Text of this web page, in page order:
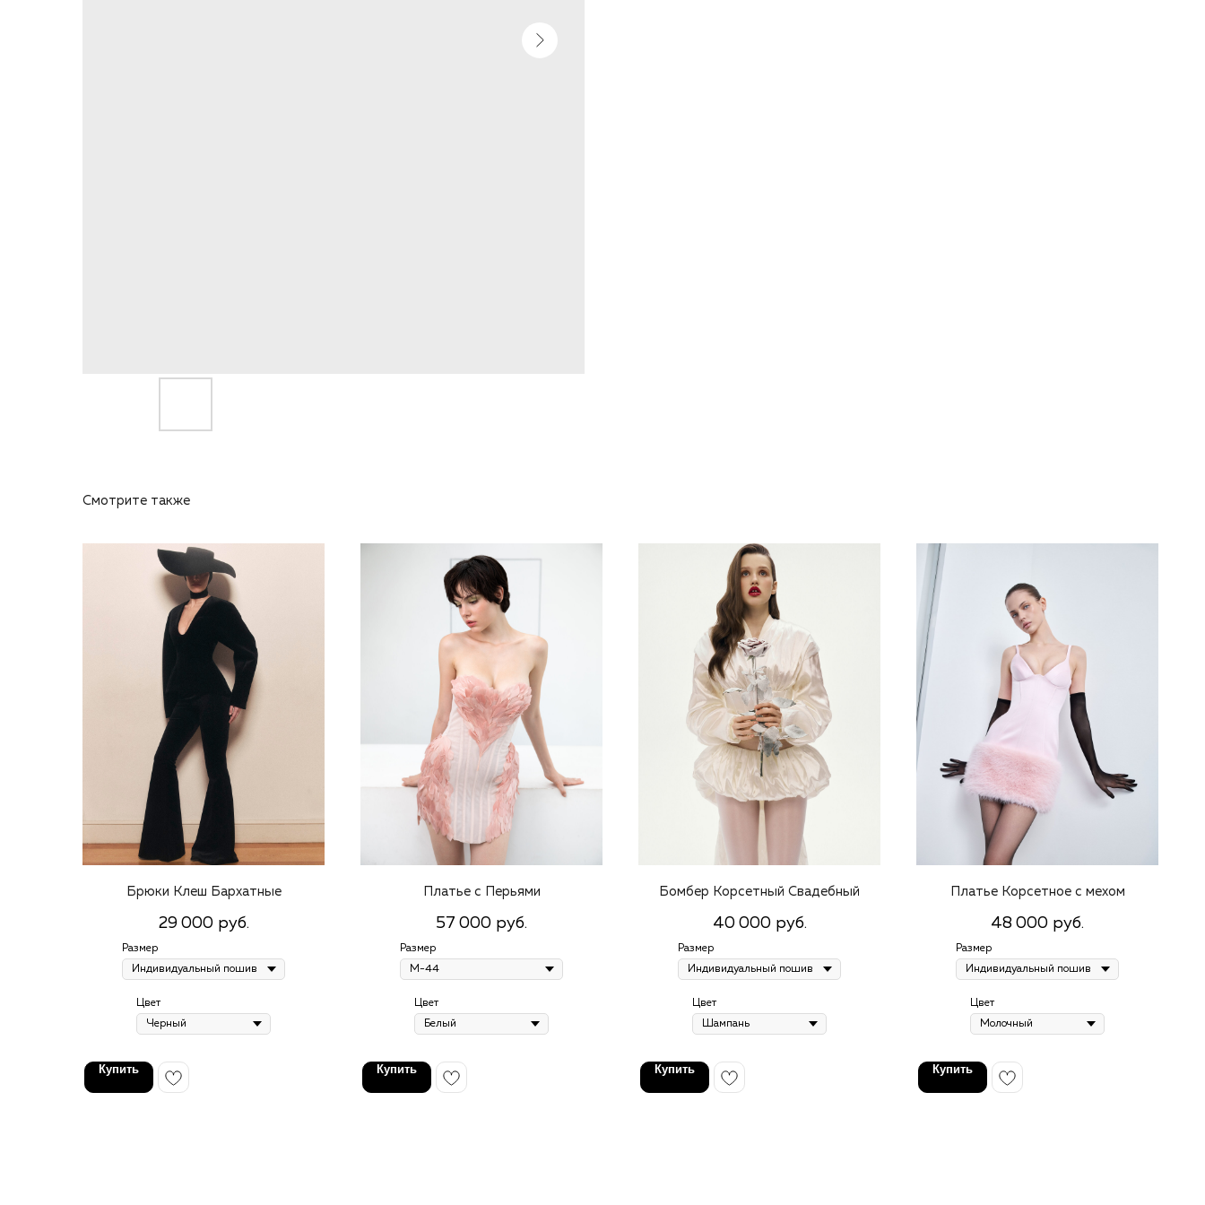
Смотрите также
Брюки Клеш Бархатные
29 000 руб.
Размер
Цвет
Купить
Платье с Перьями
57 000 руб.
Размер
Цвет
Купить
Бомбер Корсетный Свадебный
40 000 руб.
Размер
Цвет
Купить
Платье Корсетное с мехом
48 000 руб.
Размер
Цвет
Купить